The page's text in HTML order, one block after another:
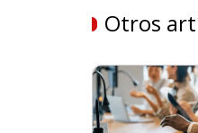
Otros